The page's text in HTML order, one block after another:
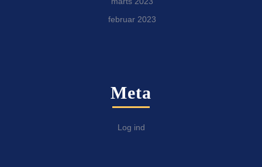
februar 2023
Meta
Log ind